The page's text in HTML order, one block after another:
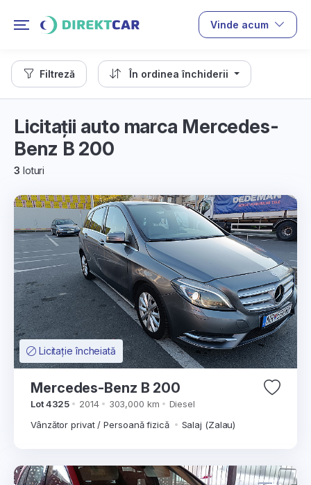
Vinde acum
Filtreză În ordinea închiderii
Licitații auto marca Mercedes-
Benz B 200
3 loturi
Licitație încheiată
Mercedes-Benz B 200
Lot 4325 2014 303,000 km
Diesel
Vânzător privat / Persoană fizică
Salaj (Zalau)